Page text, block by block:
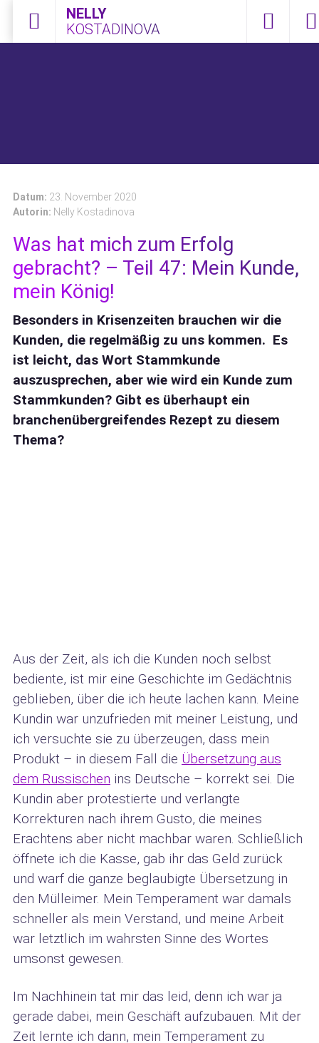
NELLY
KOSTADINOVA
Datum: 23. November 2020
Autorin: Nelly Kostadinova
Was hat mich zum Erfolg
gebracht? – Teil 47: Mein Kunde,
mein König!
Besonders in Krisenzeiten brauchen wir die
Kunden, die regelmäßig zu uns kommen. Es
ist leicht, das Wort Stammkunde
auszusprechen, aber wie wird ein Kunde zum
Stammkunden? Gibt es überhaupt ein
branchenübergreifendes Rezept zu diesem
Thema?
Aus der Zeit, als ich die Kunden noch selbst
bediente, ist mir eine Geschichte im Gedächtnis
geblieben, über die ich heute lachen kann. Meine
Kundin war unzufrieden mit meiner Leistung, und
ich versuchte sie zu überzeugen, dass mein
Produkt – in diesem Fall die Übersetzung aus
dem Russischen ins Deutsche – korrekt sei. Die
Kundin aber protestierte und verlangte
Korrekturen nach ihrem Gusto, die meines
Erachtens aber nicht machbar waren. Schließlich
öffnete ich die Kasse, gab ihr das Geld zurück
und warf die ganze beglaubigte Übersetzung in
den Mülleimer. Mein Temperament war damals
schneller als mein Verstand, und meine Arbeit
war letztlich im wahrsten Sinne des Wortes
umsonst gewesen.
Im Nachhinein tat mir das leid, denn ich war ja
gerade dabei, mein Geschäft aufzubauen. Mit der
Zeit lernte ich dann, mein Temperament zu